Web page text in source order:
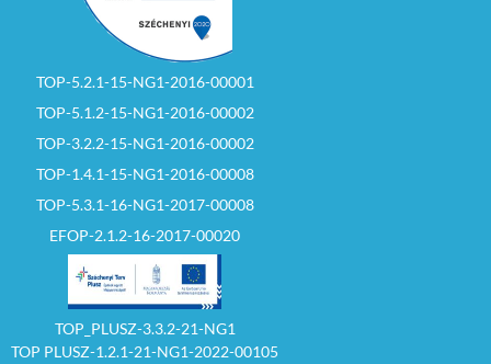
TOP-5.2.1-15-NG1-2016-00001
TOP-5.1.2-15-NG1-2016-00002
TOP-3.2.2-15-NG1-2016-00002
TOP-1.4.1-15-NG1-2016-00008
TOP-5.3.1-16-NG1-2017-00008
EFOP-2.1.2-16-2017-00020
TOP_PLUSZ-3.3.2-21-NG1
TOP PLUSZ-1.2.1-21-NG1-2022-00105